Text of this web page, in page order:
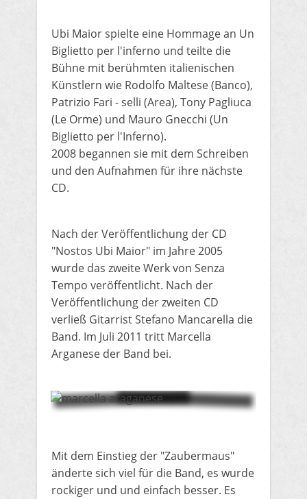
Ubi Maiorspielte eine Hommage an Un
Biglietto per l'inferno und teilte die
Bühne mit berühmten italienischen
Künstlern wie Rodolfo Maltese (Banco),
Patrizio Fari - selli (Area), Tony Pagliuca
(Le Orme) und Mauro Gnecchi (Un
Biglietto per l'Inferno).
2008 begannen sie mit dem Schreiben
und den Aufnahmen für ihre nächste
CD.
Nach der Veröffentlichung der CD
"Nostos Ubi Maior" im Jahre 2005
wurde das zweite Werk von Senza
Tempo veröffentlicht. Nach der
Veröffentlichung der zweiten CD
verließ Gitarrist Stefano Mancarella die
Band. Im Juli 2011 tritt Marcella
Arganese der Band bei.
Mit dem Einstieg der "Zaubermaus"
änderte sich viel für die Band, es wurde
rockiger und und einfach besser. Es